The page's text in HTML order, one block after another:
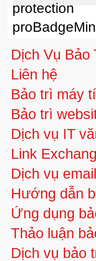
Dịch Vụ Bảo
Liên hệ
Bảo trì máy
Bảo trì
Dịch vụ IT
Link
Dịch vụ
Hướng dẫn
Ứng dụng
Thảo luận
Dịch vụ bảo